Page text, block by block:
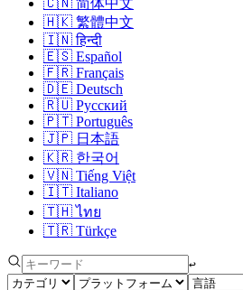
🇭🇰 繁體中文
🇮🇳 हिन्दी
🇪🇸 Español
🇫🇷 Français
🇩🇪 Deutsch
🇷🇺 Русский
🇵🇹 Português
🇯🇵 日本語
🇰🇷 한국어
🇻🇳 Tiếng Việt
🇮🇹 Italiano
🇹🇭 ไทย
🇹🇷 Türkçe
↩︎